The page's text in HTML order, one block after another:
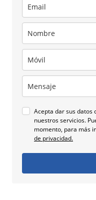
Acepta dar sus datos
nuestros servicios.
momento, para más
de privacidad.